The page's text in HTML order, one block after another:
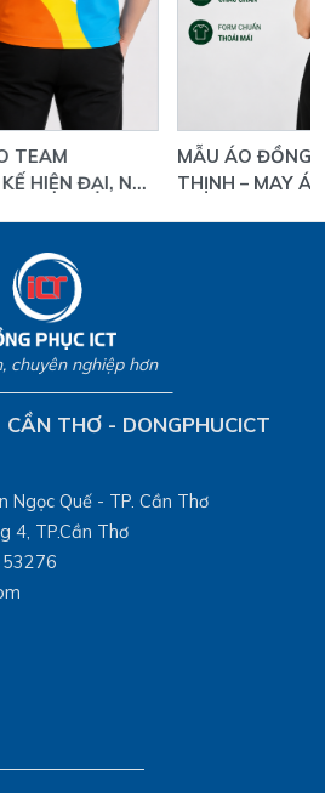
TEAM
HIỆN ĐẠI, NỔI
MẪU ÁO ĐỒNG
THỊNH – MAY
chuyên nghiệp hơn
THƠ - DONGPHUCICT
Quế - TP. Cần Thơ
4, TP.Cần Thơ